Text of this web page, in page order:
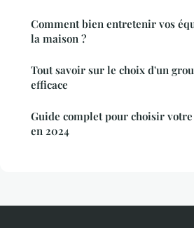
Comment bien entretenir vos
la maison ?
Tout savoir sur le choix d'un
efficace
Guide complet pour choisir
en 2024